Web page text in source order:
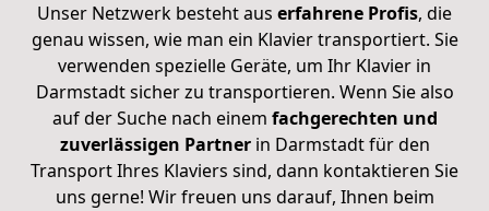
Unser Netzwerk besteht aus erfahrene Profis, die
genau wissen, wie man ein Klavier transportiert. Sie
verwenden spezielle Geräte, um Ihr Klavier in
Darmstadt sicher zu transportieren. Wenn Sie also
auf der Suche nach einem fachgerechten und
zuverlässigen Partnerin Darmstadt für den
Transport Ihres Klaviers sind, dann kontaktieren Sie
uns gerne! Wir freuen uns darauf, Ihnen beim